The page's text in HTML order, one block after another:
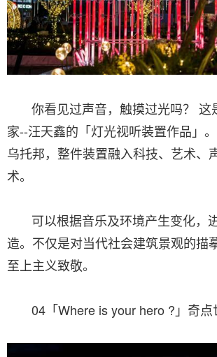
你看见过声音，触摸过光吗？ 这
家--汪天鑫的「灯光视听装置作品」
乌托邦，整件装置融入科技、艺术、
术。
可以根据音乐及环境产生变化，
造。不仅是对当代社会建筑景观的描
至上主义致敬。
04「Where is your hero ?」奇点